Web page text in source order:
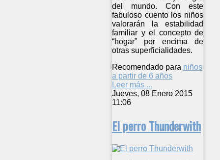
del mundo. Con este
fabuloso cuento los niños
valorarán la estabilidad
familiar y el concepto de
“hogar” por encima de
otras superficialidades.
Recomendado para niños
a partir de 6 años
Leer más ...
Jueves, 08 Enero 2015
11:06
El perro Thunderwith